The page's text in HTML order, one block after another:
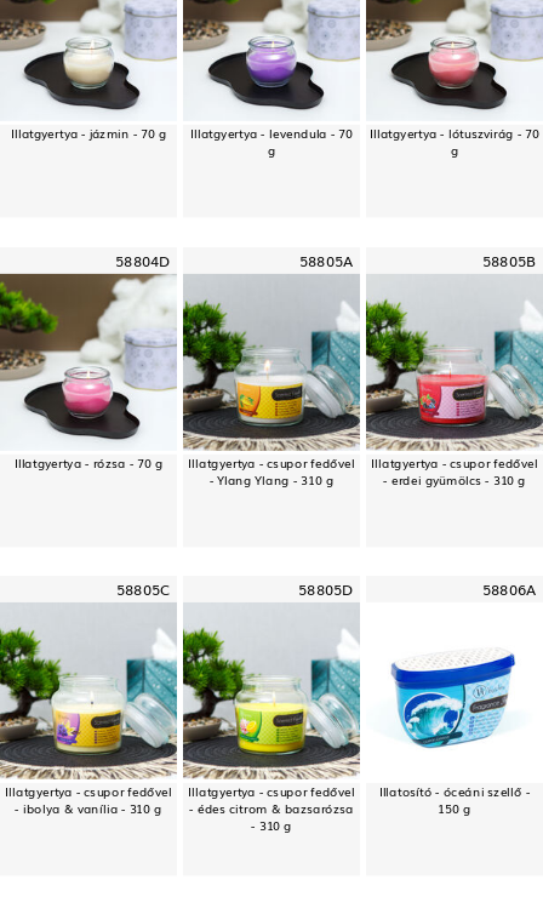
Illatgyertya - jázmin - 70 g Illatgyertya - levendula - 70
g
Illatgyertya - lótuszvirág - 70
g
58804D
Illatgyertya - rózsa - 70 g
58805A
Illatgyertya - csupor fedővel
- Ylang Ylang - 310 g
58805B
Illatgyertya - csupor fedővel
- erdei gyümölcs - 310 g
58805C
Illatgyertya - csupor fedővel
- ibolya & vanília - 310 g
58805D
Illatgyertya - csupor fedővel
- édes citrom & bazsarózsa
- 310 g
58806A
Illatosító - óceáni szellő -
150 g